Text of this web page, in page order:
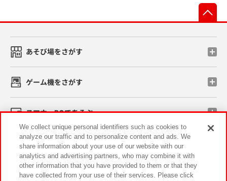
あそび場をさがす
ゲーム機をさがす
スマホ・PCであそぶ
イベント・キャンペーン
We collect unique personal identifiers such as cookies to
analyze our traffic and to personalize content and ads. We
share information about your use of our website with our
analytics and advertising partners, who may combine it with
other information that you have provided to them or that they
have collected from your use of their services. Please click